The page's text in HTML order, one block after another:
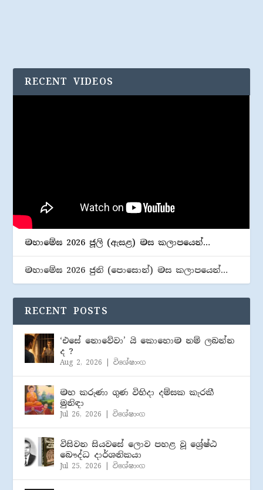
RECENT VIDEOS
මහාමේඝ 2026 ජූලි (​ඇසළ) මස කලාපයෙන්…
මහාමේඝ 2026 ජුනි (​පොසොන්) මස කලාපයෙන්…
RECENT POSTS
‘එසේ නොවේවා’ යි කොහොම නම් ලබන්න
ද ?
Aug 2, 2026 |විශේෂාංග
මහ කරුණා ගුණ විහිදා දම්සක කැරකී
මුනිඳා
Jul 26, 2026 |විශේෂාංග
විසිවන සියවසේ ලොව පහළ වූ ශ්‍රේෂ්ඨ
බෞද්ධ දාර්ශනිකයා
Jul 25, 2026 |විශේෂාංග